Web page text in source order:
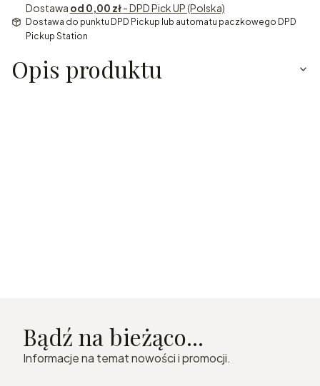
Dostawa od 0,00 zł- DPD Pick UP (Polska)
Dostawa do punktu DPD Pickup lub automatu paczkowego DPD
Pickup Station
Opis produktu
Bądź na bieżąco...
Informacje na temat nowości i promocji.